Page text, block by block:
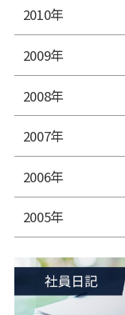
2010年
2009年
2008年
2007年
2006年
2005年